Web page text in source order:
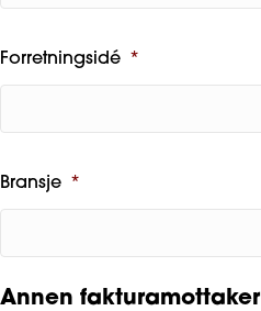
Forretningsidé *
Bransje *
Annen fakturamottaker